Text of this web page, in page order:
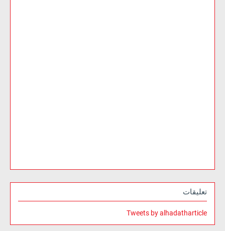
تعليقات
Tweets by alhadatharticle